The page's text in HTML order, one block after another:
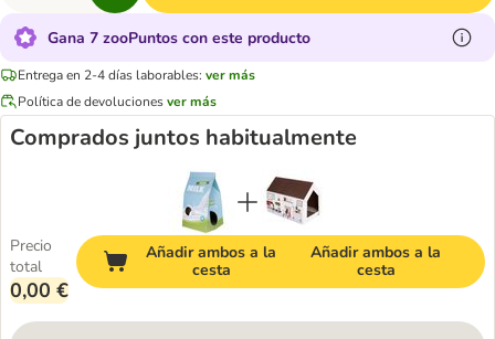
Gana 7 zooPuntos con este producto
Entrega en 2-4 días laborables: ver más
Política de devolucionesver más
Comprados juntos habitualmente
Precio
total
0,00 €
Añadir ambos a la
cesta
Añadir ambos a la
cesta